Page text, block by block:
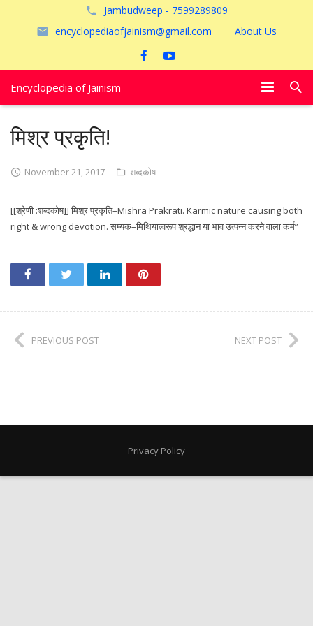
Jambudweep - 7599289809
encyclopediaofjainism@gmail.com
About Us
Encyclopedia of Jainism
अयोध्या
मिश्र प्रकृति!
November 21, 2017 शब्दकोष
[[श्रेणी :शब्दकोष]] मिश्र प्रकृति–Mishra Prakrati. Karmic nature causing both
right & wrong devotion. सम्यक–मिथियात्वरूप श्रद्धान या भाव उत्पन्न करने वाला कर्म”
PREVIOUS POST NEXT POST
Privacy Policy